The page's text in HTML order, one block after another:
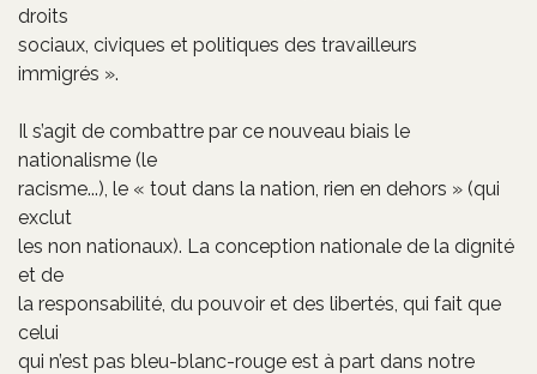
droits
sociaux, civiques et politiques des travailleurs
immigrés ».
Il s’agit de combattre par ce nouveau biais le
nationalisme (le
racisme...), le « tout dans la nation, rien en dehors » (qui
exclut
les non nationaux). La conception nationale de la dignité
et de
la responsabilité, du pouvoir et des libertés, qui fait que
celui
qui n’est pas bleu-blanc-rouge est à part dans notre